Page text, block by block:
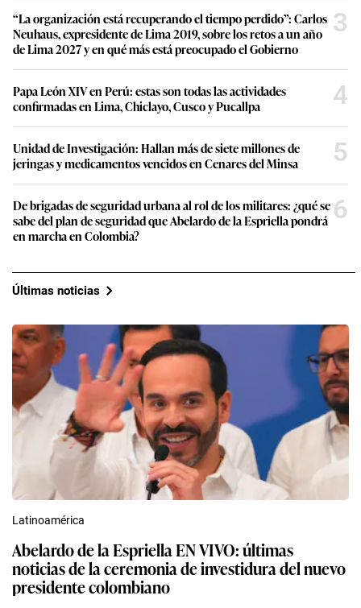
“La organización está recuperando el tiempo perdido”: Carlos
Neuhaus, expresidente de Lima 2019, sobre los retos a un año
de Lima 2027 y en qué más está preocupado el Gobierno
3
Papa León XIV en Perú: estas son todas las actividades
confirmadas en Lima, Chiclayo, Cusco y Pucallpa
4
Unidad de Investigación: Hallan más de siete millones de
jeringas y medicamentos vencidos en Cenares del Minsa
5
De brigadas de seguridad urbana al rol de los militares: ¿qué se
sabe del plan de seguridad que Abelardo de la Espriella pondrá
en marcha en Colombia?
6
Últimas noticias
Latinoamérica
Abelardo de la Espriella EN VIVO: últimas
noticias de la ceremonia de investidura del nuevo
presidente colombiano